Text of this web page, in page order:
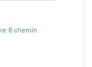
8 chemin